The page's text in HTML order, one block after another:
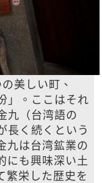
美しい町、
」。ここはそれ
九（台湾語の
長く続くという
九は台湾鉱業の
にも興味深い土
繁栄した歴史を